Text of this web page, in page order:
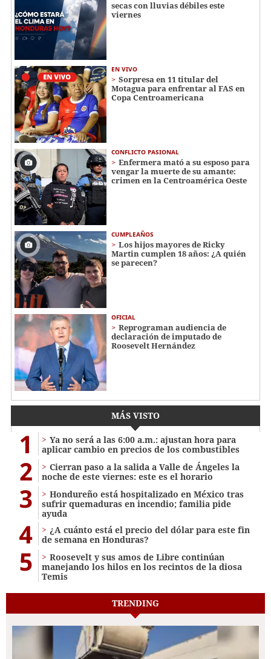
secas con lluvias débiles este
viernes
EN VIVO
Sorpresa en 11 titular del
Motagua para enfrentar al FAS en
Copa Centroamericana
CONFLICTO PASIONAL
Enfermera mató a su esposo para
vengar la muerte de su amante:
crimen en la Centroamérica Oeste
CUMPLEAÑOS
Los hijos mayores de Ricky
Martin cumplen 18 años: ¿A quién
se parecen?
OFICIAL
Reprograman audiencia de
declaración de imputado de
Roosevelt Hernández
MÁS VISTO
1
Ya no será a las 6:00 a.m.: ajustan hora para
aplicar cambio en precios de los combustibles
2
Cierran paso a la salida a Valle de Ángeles la
noche de este viernes: este es el horario
3
Hondureño está hospitalizado en México tras
sufrir quemaduras en incendio; familia pide
ayuda
4
¿A cuánto está el precio del dólar para este fin
de semana en Honduras?
5
Roosevelt y sus amos de Libre continúan
manejando los hilos en los recintos de la diosa
Temis
TRENDING